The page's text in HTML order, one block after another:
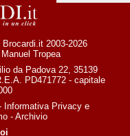
2003-2026
Tropea
da Padova 22, 35139
PD471772 - capitale
Informativa Privacye
- Archivio